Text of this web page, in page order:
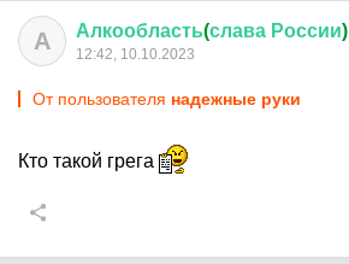
А Алкообласть(слава России)
12:42, 10.10.2023
От пользователя надежные руки
Кто такой грега